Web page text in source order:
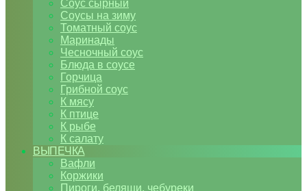
Соус сырный
Соусы на зиму
Томатный соус
Маринады
Чесночный соус
Блюда в соусе
Горчица
Грибной соус
К мясу
К птице
К рыбе
К салату
ВЫПЕЧКА
Вафли
Коржики
Пироги, беляши, чебуреки